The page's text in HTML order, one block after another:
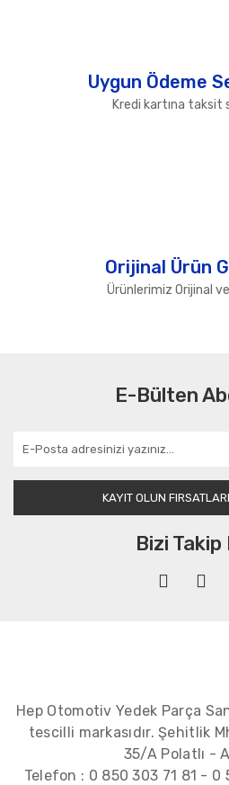
Uygun Ödeme
Kredi kartına taksit
Orijinal Ürün
Ürünlerimiz Orijinal
E-Bülten
KAYIT OLUN
Bizi Takip
Hep Otomotiv Yedek Parça
tescilli markasıdır. Şehitlik
35/A Polatlı -
Telefon : 0 850 303 71 81 - 0